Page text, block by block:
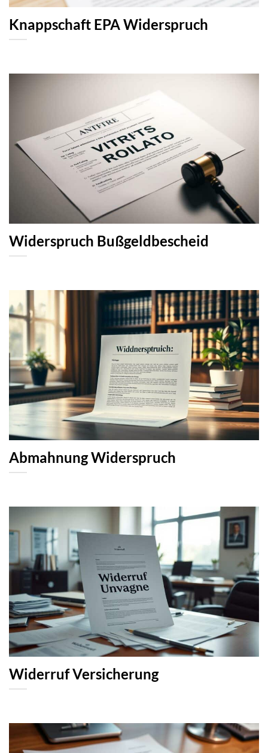
Knappschaft EPA Widerspruch
Widerspruch Bußgeldbescheid
Abmahnung Widerspruch
Widerruf Versicherung